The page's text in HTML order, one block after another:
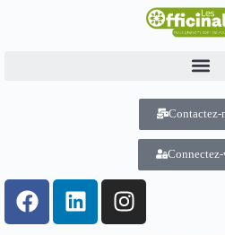
Contactez-